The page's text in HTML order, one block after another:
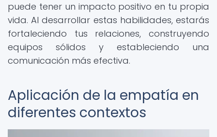
puede tener un impacto positivo en tu propia
vida. Al desarrollar estas habilidades, estarás
fortaleciendo tus relaciones, construyendo
equipos sólidos y estableciendo una
comunicación más efectiva.
Aplicación de la empatía en
diferentes contextos